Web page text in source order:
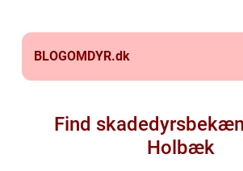
BLOGOMDYR.dk
Find
Holbæk